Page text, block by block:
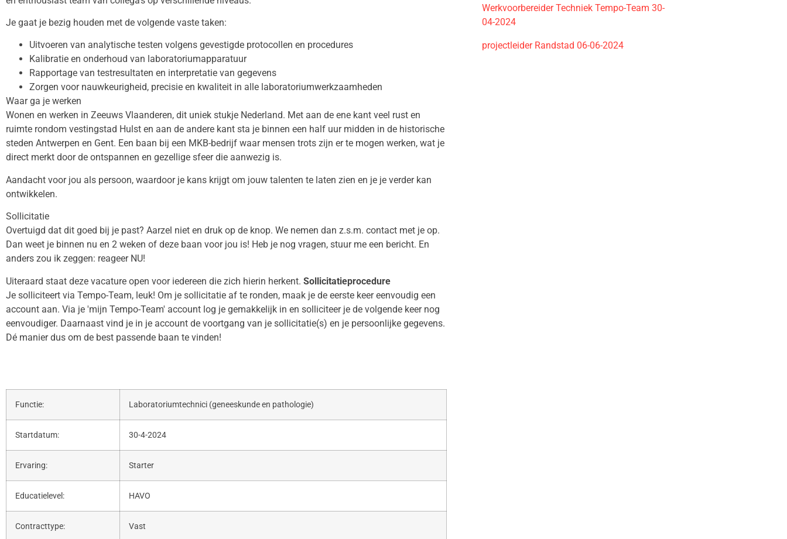
Je gaat je bezig houden met de volgende vaste taken:
Uitvoeren van analytische testen volgens gevestigde protocollen en procedures
Kalibratie en onderhoud van laboratoriumapparatuur
Rapportage van testresultaten en interpretatie van gegevens
Zorgen voor nauwkeurigheid, precisie en kwaliteit in alle laboratoriumwerkzaamheden
Waar ga je werken
Wonen en werken in Zeeuws Vlaanderen, dit uniek stukje Nederland. Met aan de ene kant veel rust en
ruimte rondom vestingstad Hulst en aan de andere kant sta je binnen een half uur midden in de historische
steden Antwerpen en Gent. Een baan bij een MKB-bedrijf waar mensen trots zijn er te mogen werken, wat je
direct merkt door de ontspannen en gezellige sfeer die aanwezig is.
Aandacht voor jou als persoon, waardoor je kans krijgt om jouw talenten te laten zien en je je verder kan
ontwikkelen.
Sollicitatie
Overtuigd dat dit goed bij je past? Aarzel niet en druk op de knop. We nemen dan z.s.m. contact met je op.
Dan weet je binnen nu en 2 weken of deze baan voor jou is! Heb je nog vragen, stuur me een bericht. En
anders zou ik zeggen: reageer NU!
Uiteraard staat deze vacature open voor iedereen die zich hierin herkent. Sollicitatieprocedure
Je solliciteert via Tempo-Team, leuk! Om je sollicitatie af te ronden, maak je de eerste keer eenvoudig een
account aan. Via je 'mijn Tempo-Team' account log je gemakkelijk in en solliciteer je de volgende keer nog
eenvoudiger. Daarnaast vind je in je account de voortgang van je sollicitatie(s) en je persoonlijke gegevens.
Dé manier dus om de best passende baan te vinden!
Functie: Laboratoriumtechnici (geneeskunde en pathologie)
Startdatum: 30-4-2024
Ervaring: Starter
Educatielevel: HAVO
Contracttype: Vast
Werkvoorbereider Techniek Tempo-Team 30-
04-2024
projectleider Randstad 06-06-2024